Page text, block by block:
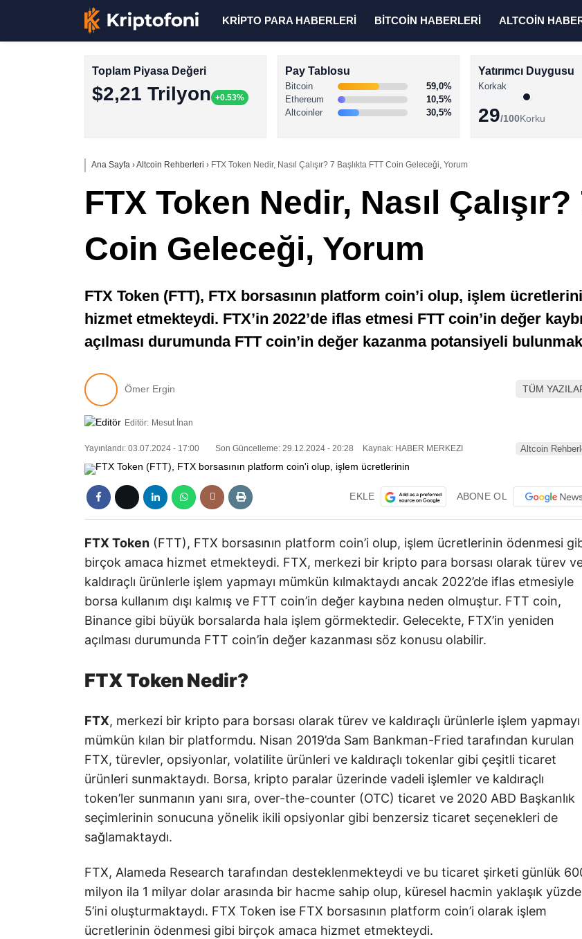
KRİPTO PARA HABERLERİ BİTCOİN HABERLERİ ALTCOİN
Toplam Piyasa Değeri
$2,21 Trilyon +0.53%
Pay Tablosu
Bitcoin
59,0%
Ethereum
10,5%
Altcoinler
30,5%
Yatırımcı Duygusu
Korkak
29/100Korku
Ana Sayfa ›Altcoin Rehberleri › FTX Token Nedir, Nasıl Çalışır? 7 Başlıkta FTT Coin Geleceği, Yorum
FTX Token Nedir, Nasıl
Coin Geleceği, Yorum
FTX Token (FTT), FTX borsasının platform coin’i olup, işlem
hizmet etmekteydi. FTX’in 2022’de iflas etmesi FTT coin’in değer
açılması durumunda FTT coin’in değer kazanma potansiyeli
Ömer Ergin TÜM
Editör: Mesut İnan
Yayınlandı: 03.07.2024 - 17:00 Son Güncelleme: 29.12.2024 - 20:28 Kaynak: HABER MERKEZI Altcoin
EKLE ABONE OL
FTX Token (FTT), FTX borsasının platform coin’i olup, işlem ücretlerinin ödenmesi
birçok amaca hizmet etmekteydi. FTX, merkezi bir kripto para borsası olarak türev
kaldıraçlı ürünlerle işlem yapmayı mümkün kılmaktaydı ancak 2022’de iflas etmesiyle
borsa kullanım dışı kalmış ve FTT coin’in değer kaybına neden olmuştur. FTT coin,
Binance gibi büyük borsalarda hala işlem görmektedir. Gelecekte, FTX’in yeniden
açılması durumunda FTT coin’in değer kazanması söz konusu olabilir.
FTX Token Nedir?
FTX, merkezi bir kripto para borsası olarak türev ve kaldıraçlı ürünlerle işlem yapmayı
mümkün kılan bir platformdu. Nisan 2019’da Sam Bankman-Fried tarafından kurulan
FTX, türevler, opsiyonlar, volatilite ürünleri ve kaldıraçlı tokenlar gibi çeşitli ticaret
ürünleri sunmaktaydı. Borsa, kripto paralar üzerinde vadeli işlemler ve kaldıraçlı
token’ler sunmanın yanı sıra, over-the-counter (OTC) ticaret ve 2020 ABD Başkanlık
seçimlerinin sonucuna yönelik ikili opsiyonlar gibi benzersiz ticaret seçenekleri de
sağlamaktaydı.
FTX, Alameda Research tarafından desteklenmekteydi ve bu ticaret şirketi günlük
milyon ila 1 milyar dolar arasında bir hacme sahip olup, küresel hacmin yaklaşık yüzde
5’ini oluşturmaktaydı. FTX Token ise FTX borsasının platform coin’i olarak işlem
ücretlerinin ödenmesi gibi birçok amaca hizmet etmekteydi.